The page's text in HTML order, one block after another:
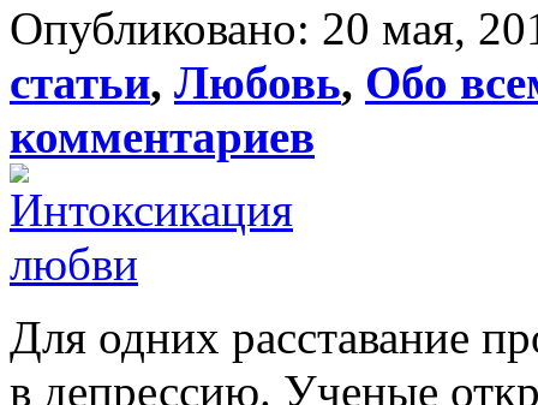
Опубликовано: 20 мая,
статьи, Любовь, Обо
комментариев
Для одних расставание
в депрессию. Ученые